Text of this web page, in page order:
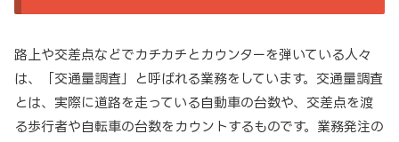
路上や交差点などでカチカチとカウンターを弾いている人々
は、「交通量調査」と呼ばれる業務をしています。交通量調査
とは、実際に道路を走っている自動車の台数や、交差点を渡
る歩行者や自転車の台数をカウントするものです。業務発注の